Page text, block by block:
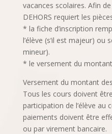
vacances scolaires. Afin de
DEHORS requiert les
* la fiche d’inscription
l’élève (s’il est majeur) ou
mineur).
* le versement du
Versement du montant
Tous les cours doivent
participation de l’élève au
paiements doivent être
ou par virement bancaire.